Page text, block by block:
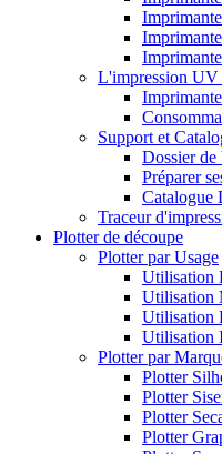
L'impression UV
Support et
Dossier
Préparer
Catalogue
Traceur
Plotter de découpe
Plotter par Usage
Utilisation
Utilisation
Utilisation
Utilisation
Plotter par
Plotter
Plotter
Plotter
Plotter